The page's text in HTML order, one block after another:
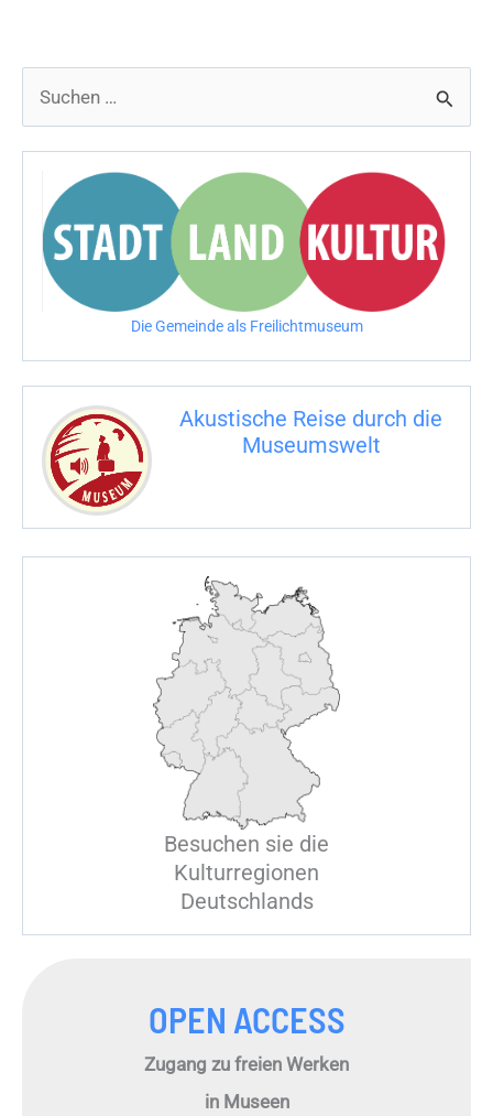
Pforten
für
Besucher
u
c
Die Gemeinde als Freilichtmuseum
MUSEUM
Akustische Reise durch die
Museumswelt
Besuchen sie die
Kulturregionen
Deutschlands
OPEN ACCESS
Zugang zu freien Werken
in Museen